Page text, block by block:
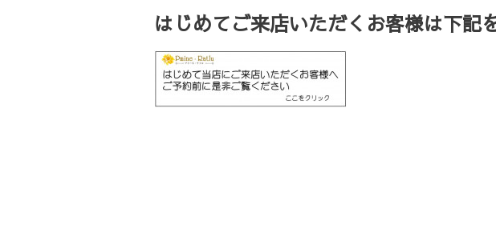
はじめてご来店いただくお客様は下記